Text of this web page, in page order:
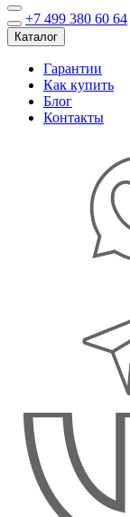
+7 499 380 60 64
Каталог
Гарантии
Как купить
Блог
Контакты